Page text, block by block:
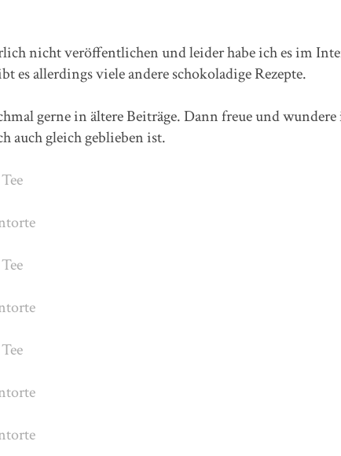
nicht veröffentlichen und leider habe ich es im
es allerdings viele andere schokoladige Rezepte.
gerne in ältere Beiträge. Dann freue und
auch gleich geblieben ist.